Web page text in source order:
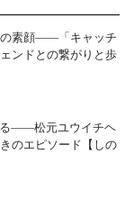
の素顔――「キャッチ
ンドとの繋がりと歩
る――松元ユウイチヘ
のエピソード【しの